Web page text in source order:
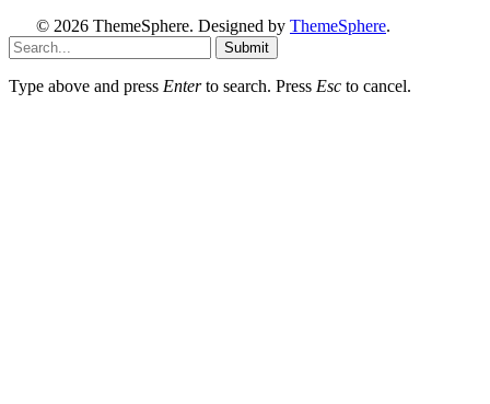
© 2026 ThemeSphere. Designed by ThemeSphere.
Submit
Type above and press Enterto search. Press Esc to cancel.